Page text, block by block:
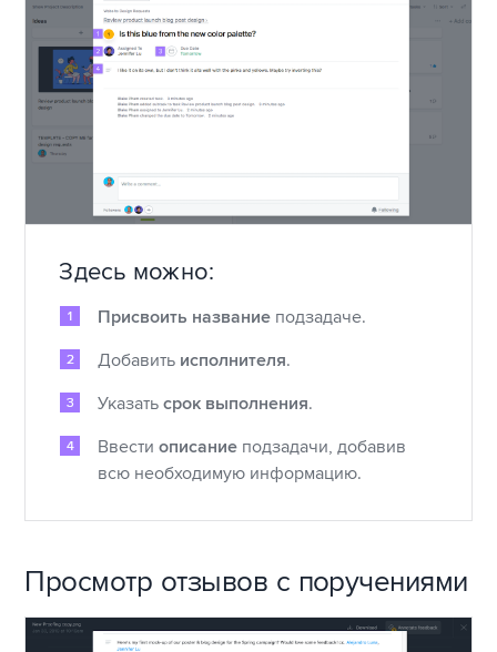
Здесь можно:
Присвоить название подзадаче.
Добавить исполнителя.
Указатьсрок выполнения.
Ввестиописание подзадачи, добавив
всю необходимую информацию.
Просмотр отзывов с поручениями